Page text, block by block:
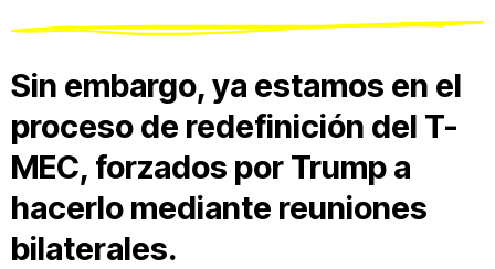
Sin embargo, ya estamos en el
proceso de redefinición del T-
MEC, forzados por Trump a
hacerlo mediante reuniones
bilaterales.